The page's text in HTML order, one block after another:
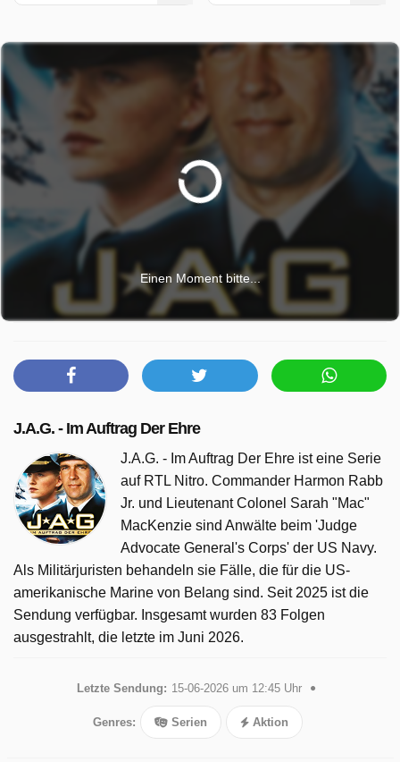
Einen Moment bitte...
J.A.G. - Im Auftrag Der Ehre
J.A.G. - Im Auftrag Der Ehre ist eine Serie
auf RTL Nitro. Commander Harmon Rabb
Jr. und Lieutenant Colonel Sarah "Mac"
MacKenzie sind Anwälte beim 'Judge
Advocate General's Corps' der US Navy.
Als Militärjuristen behandeln sie Fälle, die für die US-
amerikanische Marine von Belang sind. Seit 2025 ist die
Sendung verfügbar. Insgesamt wurden 83 Folgen
ausgestrahlt, die letzte im Juni 2026.
Letzte Sendung: 15-06-2026 um 12:45 Uhr
Genres: Serien Aktion